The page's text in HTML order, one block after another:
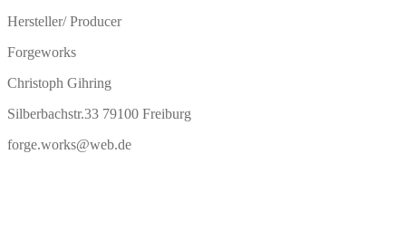
Hersteller/ Producer
Forgeworks
Christoph Gihring
Silberbachstr.33 79100 Freiburg
forge.works@web.de